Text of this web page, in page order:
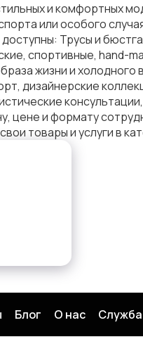
и комфортных
или особого
Трусы и
спортивные, hand-
жизни и
дизайнерские
цене и формату
товары и услуги в
Блог О нас